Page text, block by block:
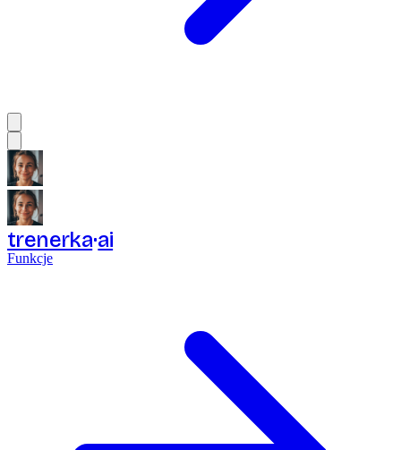
trenerka ai
Funkcje